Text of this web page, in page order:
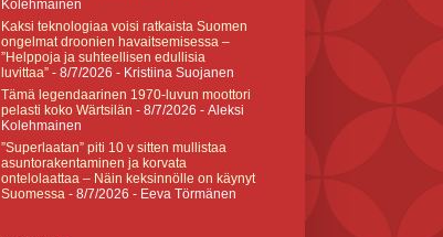
Kolehmainen
Kaksi teknologiaa voisi ratkaista Suomen
ongelmat droonien havaitsemisessa –
”Helppoja ja suhteellisen edullisia
luvittaa” - 8/7/2026 - Kristiina Suojanen
Tämä legendaarinen 1970-luvun moottori
pelasti koko Wärtsilän - 8/7/2026 - Aleksi
Kolehmainen
”Superlaatan” piti 10 v sitten mullistaa
asuntorakentaminen ja korvata
ontelolaattaa – Näin keksinnölle on käynyt
Suomessa - 8/7/2026 - Eeva Törmänen